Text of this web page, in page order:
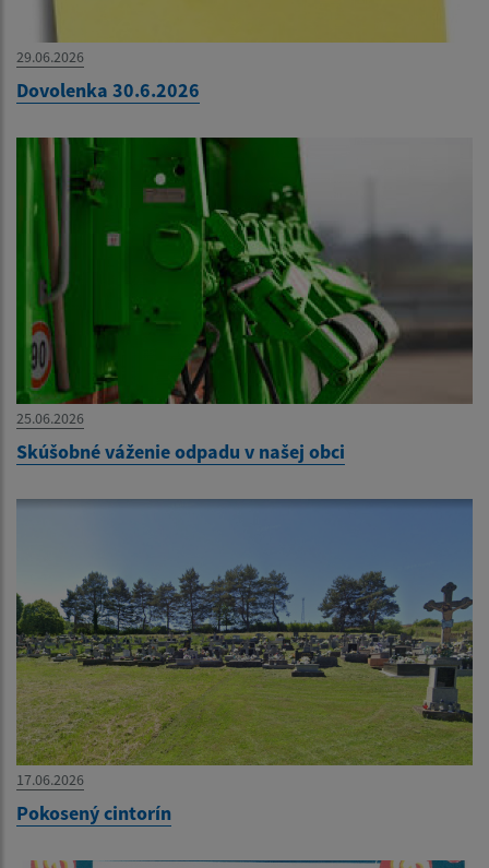
29.06.2026
Dovolenka 30.6.2026
25.06.2026
Skúšobné váženie odpadu v našej obci
17.06.2026
Pokosený cintorín